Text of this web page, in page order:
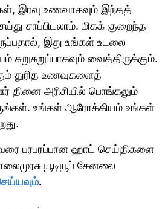
இரவு உணவாகவும் இந்தத்
சாப்பிடலாம். மிகக் குறைந்த
இது உங்கள் உடலை
வைத்திருக்கும்.
துரித உணவுகளைத்
தினை அரிசியில் பொங்கலும்
உங்கள் ஆரோக்கியம் உங்கள்
பரபரப்பான ஹாட் செய்திகளை
யூடியூப் சேனலை
.